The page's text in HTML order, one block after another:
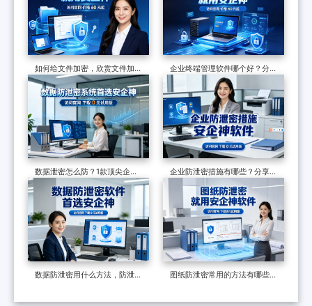
如何给文件加密，欣赏文件加密
软件的7个防泄密措施，可加密
可审计
企业终端管理软件哪个好？分享
一款软件的七大功能，防护终端
安全超有效
数据泄密怎么防？1款顶尖企业
级数据防泄漏系统力荐，效果很
企业防泄密措施有哪些？分享一
个防泄密软件，防泄密的六种多
维度措施
数据防泄密用什么方法，防泄密
五大功能
图纸防泄密常用的方法有哪些？
计行业必备